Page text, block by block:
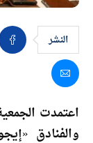
النشر
اعتمدت
والفنادق